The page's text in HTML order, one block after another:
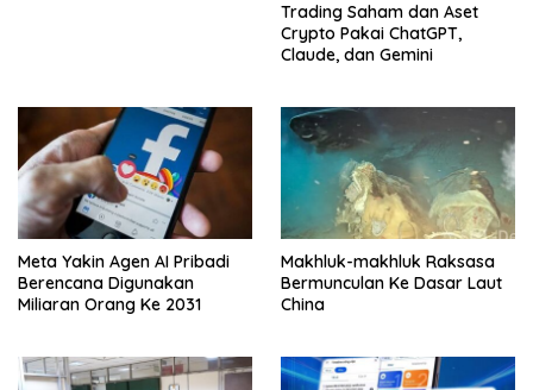
Trading Saham dan Aset
Crypto Pakai ChatGPT,
Claude, dan Gemini
Meta Yakin Agen AI Pribadi
Berencana Digunakan
Miliaran Orang Ke 2031
Makhluk-makhluk Raksasa
Bermunculan Ke Dasar Laut
China